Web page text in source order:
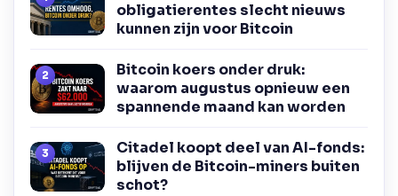
obligatierentes slecht nieuws
kunnen zijn voor Bitcoin
Bitcoin koers onder druk:
waarom augustus opnieuw een
spannende maand kan worden
Citadel koopt deel van AI-fonds:
blijven de Bitcoin-miners buiten
schot?